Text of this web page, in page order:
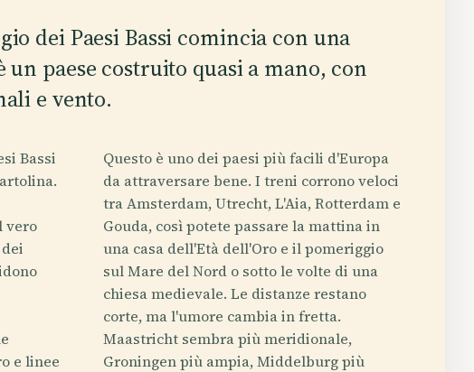
dei Paesi Bassi comincia con una
un paese costruito quasi a mano, con
e vento.
Bassi
vero
e linee
Questo è uno dei paesi più facili d'Europa
da attraversare bene. I treni corrono veloci
tra Amsterdam, Utrecht, L'Aia, Rotterdam e
Gouda, così potete passare la mattina in
una casa dell'Età dell'Oro e il pomeriggio
sul Mare del Nord o sotto le volte di una
chiesa medievale. Le distanze restano
corte, ma l'umore cambia in fretta.
Maastricht sembra più meridionale,
Groningen più ampia, Middelburg più